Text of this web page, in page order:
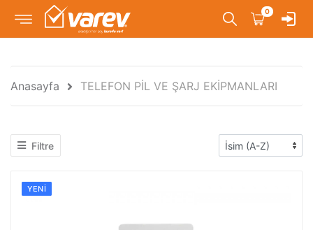
0
Anasayfa TELEFON PİL VE ŞARJ EKİPMANLARI
Filtre
YENI